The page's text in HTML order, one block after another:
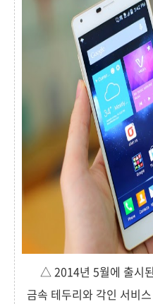
△ 2014년 5월에 출시
금속 테두리와 각인 서비